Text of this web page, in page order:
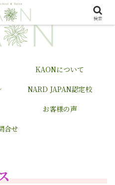
KAONについて
NARD JAPAN認定校
お客様の声
合せ
検索